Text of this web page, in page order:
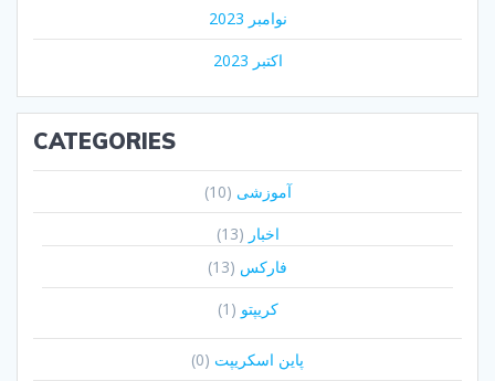
نوامبر 2023
اکتبر 2023
CATEGORIES
آموزشی (10)
اخبار (13)
فارکس (13)
کریپتو (1)
پاین اسکریپت (0)